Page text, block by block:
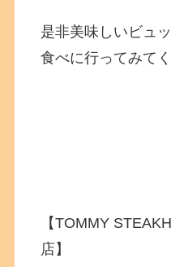
是非美味しいビュ
食べに行ってみて
【TOMMY
店】